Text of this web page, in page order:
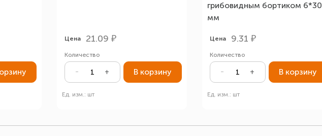
Цена 21.09 ₽
Количество
В корзину
Ед. изм.: шт
грибовидным бортиком 6*30
мм
Цена 9.31 ₽
Количество
В корзину
Ед. изм.: шт